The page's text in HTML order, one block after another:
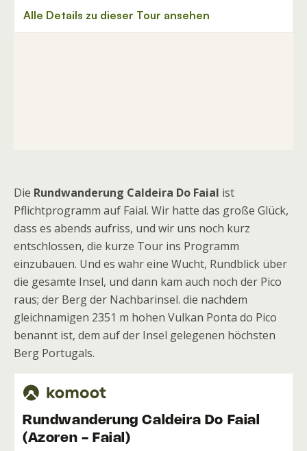
Die Rundwanderung Caldeira Do Faial ist
Pflichtprogramm auf Faial. Wir hatte das große Glück,
dass es abends aufriss, und wir uns noch kurz
entschlossen, die kurze Tour ins Programm
einzubauen. Und es wahr eine Wucht, Rundblick über
die gesamte Insel, und dann kam auch noch der Pico
raus; der Berg der Nachbarinsel. die nachdem
gleichnamigen 2351 m hohen Vulkan Ponta do Pico
benannt ist, dem auf der Insel gelegenen höchsten
Berg Portugals.